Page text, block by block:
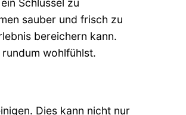
Schlüssel zu
sauber und frisch zu
bereichern kann.
wohlfühlst.
Dies kann nicht nur